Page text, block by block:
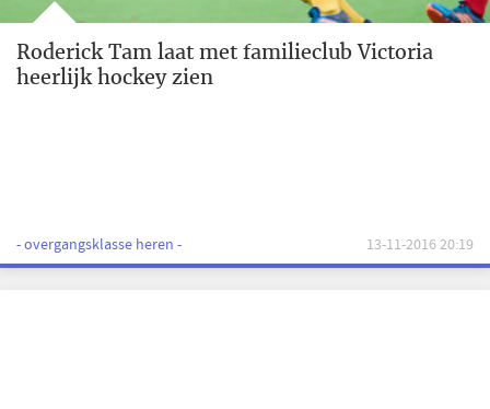
Roderick Tam laat met familieclub Victoria
heerlijk hockey zien
- overgangsklasse heren - 13-11-2016 20:19